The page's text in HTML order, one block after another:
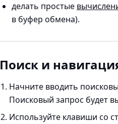
делать простые
в буфер обмена).
Поиск и
Начните вводить
Поисковый запрос будет
Используйте клавиши со